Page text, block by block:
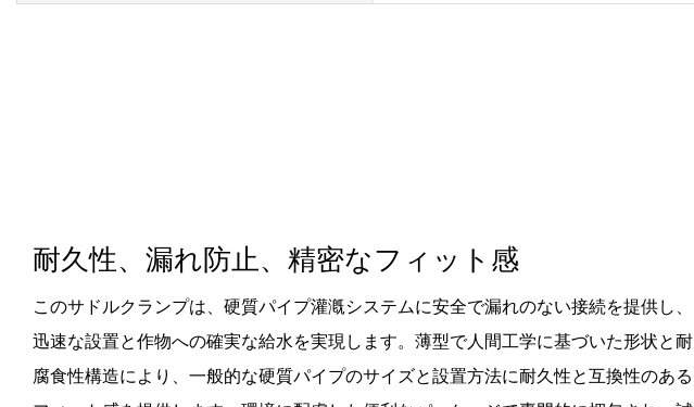
耐久性、漏れ防止、精密なフィット感
このサドルクランプは、硬質パイプ灌漑システムに安全で漏れのない接続を提供し、
迅速な設置と作物への確実な給水を実現します。薄型で人間工学に基づいた形状と耐
腐食性構造により、一般的な硬質パイプのサイズと設置方法に耐久性と互換性のある